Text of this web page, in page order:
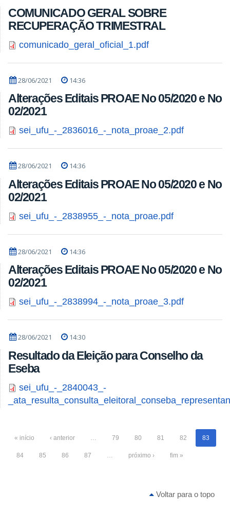
COMUNICADO GERAL SOBRE
RECUPERAÇÃO TRIMESTRAL
comunicado_geral_oficial_1.pdf
28/06/2021 14:36
Alterações Editais PROAE No 05/2020 e No
02/2021
sei_ufu_-_2836016_-_nota_proae_2.pdf
28/06/2021 14:36
Alterações Editais PROAE No 05/2020 e No
02/2021
sei_ufu_-_2838955_-_nota_proae.pdf
28/06/2021 14:36
Alterações Editais PROAE No 05/2020 e No
02/2021
sei_ufu_-_2838994_-_nota_proae_3.pdf
28/06/2021 14:30
Resultado da Eleição para Conselho da
Eseba
sei_ufu_-_2840043_-
« início ‹ anterior 79 80 81 82 83
84 85 86 87 próximo › fim »
Voltar para o topo